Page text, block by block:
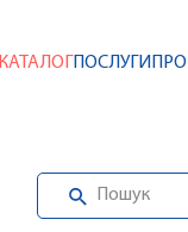
КАТАЛОГПОСЛУГИ